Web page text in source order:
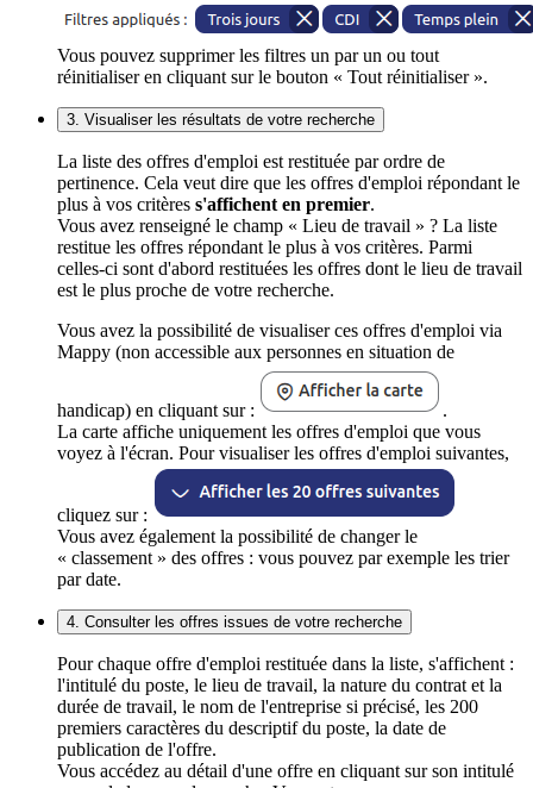
Vous pouvez supprimer les filtres un par un ou tout
réinitialiser en cliquant sur le bouton « Tout réinitialiser ».
3. Visualiser les résultats de votre recherche
La liste des offres d'emploi est restituée par ordre de
pertinence. Cela veut dire que les offres d'emploi répondant le
plus à vos critères s'affichent en premier.
Vous avez renseigné le champ « Lieu de travail » ? La liste
restitue les offres répondant le plus à vos critères. Parmi
celles-ci sont d'abord restituées les offres dont le lieu de travail
est le plus proche de votre recherche.
Vous avez la possibilité de visualiser ces offres d'emploi via
Mappy (non accessible aux personnes en situation de
handicap) en cliquant sur :
.
La carte affiche uniquement les offres d'emploi que vous
voyez à l'écran. Pour visualiser les offres d'emploi suivantes,
cliquez sur :
Vous avez également la possibilité de changer le
« classement » des offres : vous pouvez par exemple les trier
par date.
4. Consulter les offres issues de votre recherche
Pour chaque offre d'emploi restituée dans la liste, s'affichent :
l'intitulé du poste, le lieu de travail, la nature du contrat et la
durée de travail, le nom de l'entreprise si précisé, les 200
premiers caractères du descriptif du poste, la date de
publication de l'offre.
Vous accédez au détail d'une offre en cliquant sur son intitulé